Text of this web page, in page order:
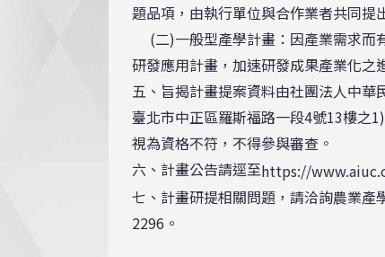
題品項，由執行單位與合作業者共同提
(二)一般型產學計畫：因產業需求而
研發應用計畫，加速研發成果產業化之
五、旨揭計畫提案資料由社團法人中
臺北市中正區羅斯福路一段4號13樓之
視為資格不符，不得參與審查。
六、計畫公告請逕至https://
七、計畫研提相關問題，請洽詢農業
2296。